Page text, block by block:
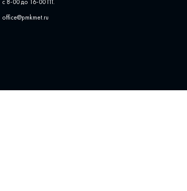
с 8-00 до 16-00 ПТ.
office@pmkmet.ru